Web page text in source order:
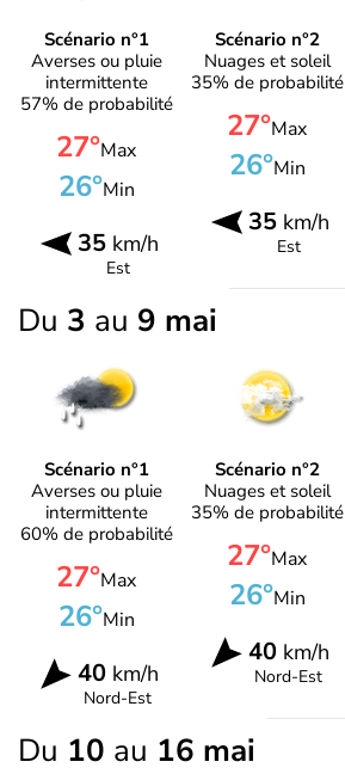
Scénario n°1
Averses ou pluie
intermittente
57% de probabilité
27°Max
26°Min
35km/h
Est
Scénario n°2
Nuages et soleil
35% de probabilité
27°Max
26°Min
35km/h
Est
Du 3 au 9 mai
Scénario n°1
Averses ou pluie
intermittente
60% de probabilité
27°Max
26°Min
40km/h
Nord-Est
Scénario n°2
Nuages et soleil
35% de probabilité
27°Max
26°Min
40km/h
Nord-Est
Du 10 au 16 mai